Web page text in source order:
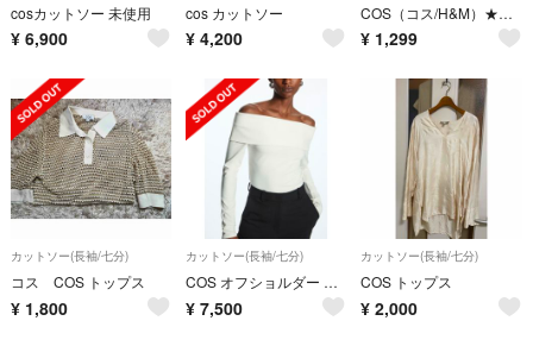
cosカットソー 未使用
¥ 6,900
cos カットソー
¥ 4,200
COS（コス/H&M）★ロングTシャツ★XS★ストレッチ素材
¥ 1,299
カットソー(長袖/七分)
コス COS トップス
¥ 1,800
カットソー(長袖/七分)
COS オフショルダー 長袖トップス XS 白
¥ 7,500
カットソー(長袖/七分)
COS トップス
¥ 2,000